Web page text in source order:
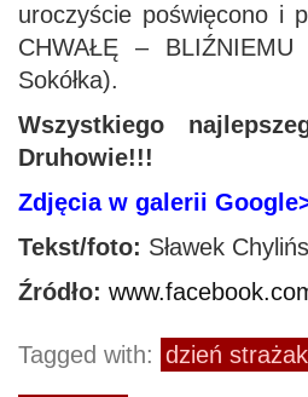
uroczyście poświęcono i
CHWAŁĘ –
Sokółka).
Wszystkiego
Druhowie!!!
Zdjęcia w galerii
Tekst/foto: Sławek
Źródło:
Tagged with: dzień